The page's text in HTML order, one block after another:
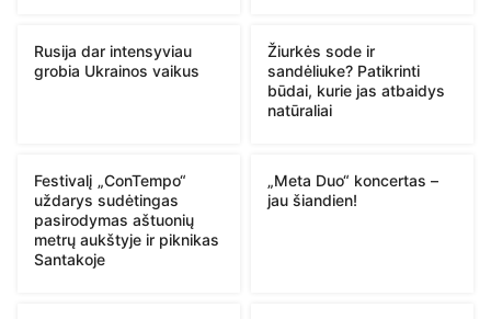
Rusija dar intensyviau
grobia Ukrainos vaikus
Žiurkės sode ir
sandėliuke? Patikrinti
būdai, kurie jas atbaidys
natūraliai
Festivalį „ConTempo“
uždarys sudėtingas
pasirodymas aštuonių
metrų aukštyje ir piknikas
Santakoje
„Meta Duo“ koncertas –
jau šiandien!